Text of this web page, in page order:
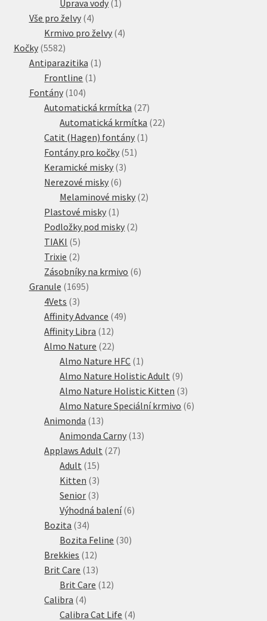
Úprava vody 1
Vše pro želvy 44
produkty
Krmivo pro želvy 44
Kočky 55825582
produktů
Antiparazitika 1 1
Frontline 1 1
Fontány 104104
produktů
Automatická krmítka 2727
produktů
Automatická krmítka 2222
Catit (Hagen) fontány 1 1
Fontány pro kočky 51 51
Keramické misky 33
Nerezové misky 66
produktů
Melaminové misky 22
Plastové misky 1 1
produkt
Podložky pod misky 22
TIAKI 55
produktů
Trixie 22
produkty
Zásobníky na krmivo 66
Granule 16951695
4Vets 33
produkty
Affinity Advance 4949
Affinity Libra 1212
produktů
Almo Nature 2222
produktů
Almo Nature HFC 1 1
produkt
Almo Nature Holistic Adult 99
produktů
Almo Nature Holistic Kitten 33
produkty
Almo Nature Speciální krmivo 66
Animonda 1313
produktů
Animonda Carny 1313
Applaws Adult 2727
Adult 1515
produktů
Kitten 33
produkty
Senior 33
produkty
Výhodná balení 66
Bozita 3434
produktů
Bozita Feline 3030
Brekkies 1212
produktů
Brit Care 1313
produktů
Brit Care 1212
Calibra 44
produkty
Calibra Cat Life 44